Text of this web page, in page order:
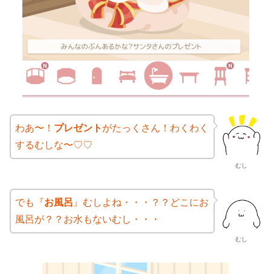
むし
わあ〜！ プレゼント がたっくさん！わくわく
するむしな〜♡♡
むし
でも『お風呂 』むしよね・・・？？どこにお
風呂が？？お水もないむし・・・